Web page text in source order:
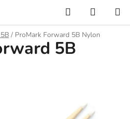
Hľadať
KOŠÍK
/ ProMark Forward 5B Nylon
5B